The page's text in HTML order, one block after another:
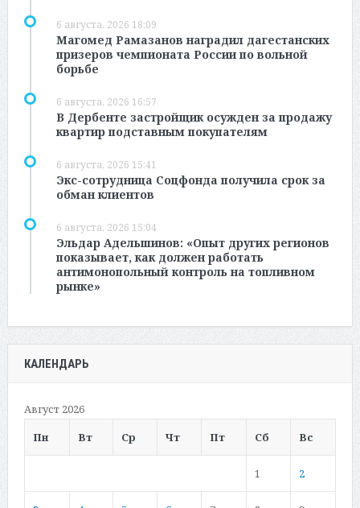
6 августа, 2026 18:09
Магомед Рамазанов наградил дагестанских
призеров чемпионата России по вольной
борьбе
6 августа, 2026 16:57
В Дербенте застройщик осужден за продажу
квартир подставным покупателям
6 августа, 2026 15:41
Экс-сотрудница Соцфонда получила срок за
обман клиентов
6 августа, 2026 15:04
Эльдар Адельшинов: «Опыт других регионов
показывает, как должен работать
антимонопольный контроль на топливном
рынке»
КАЛЕНДАРЬ
Август 2026
Пн
Вт Ср Чт Пт Сб Вс
1 2